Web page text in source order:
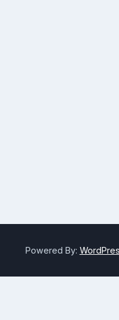
Powered By: